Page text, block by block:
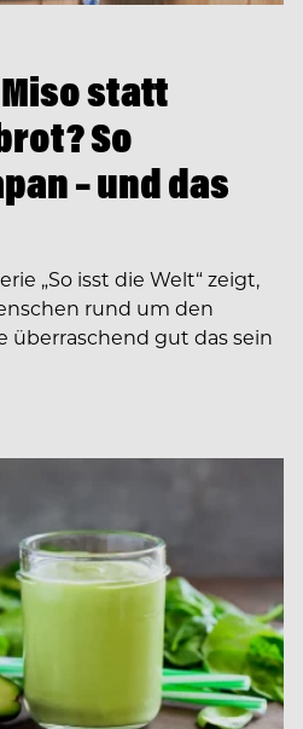
statt
So
– und das
„So isst die Welt“ zeigt,
rund um den
überraschend gut das sein